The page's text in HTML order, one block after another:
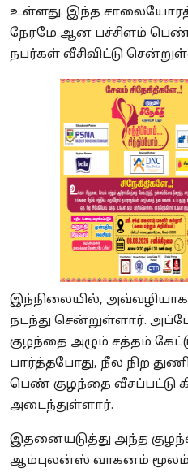
உள்ளது. இந்த
நேரமே ஆன பச்சிளம்
நபர்கள் வீசிவிட்டு
இந்நிலையில், அவ்வழியாக
நடந்து சென்றுள்ளார்.
குழந்தை அழும் சத்தம்
பார்த்தபோது, நீல நிற
பெண் குழந்தை வீசப்பட்டு
அடைந்துள்ளார்.
இதனையடுத்து அந்த
ஆம்புலன்ஸ் வாகனம் மூலம்